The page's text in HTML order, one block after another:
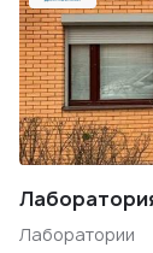
Лаборатории